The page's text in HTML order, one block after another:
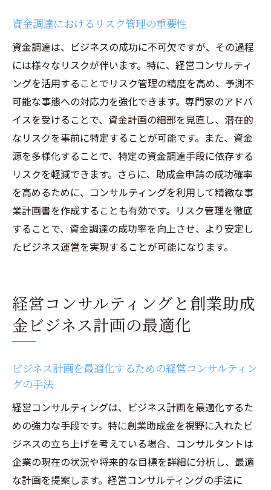
資金調達におけるリスク管理の重要性
資金調達は、ビジネスの成功に不可欠ですが、その過程
には様々なリスクが伴います。特に、経営コンサルティ
ングを活用することでリスク管理の精度を高め、予測不
可能な事態への対応力を強化できます。専門家のアドバ
イスを受けることで、資金計画の細部を見直し、潜在的
なリスクを事前に特定することが可能です。また、資金
源を多様化することで、特定の資金調達手段に依存する
リスクを軽減できます。さらに、助成金申請の成功確率
を高めるために、コンサルティングを利用して精緻な事
業計画書を作成することも有効です。リスク管理を徹底
することで、資金調達の成功率を向上させ、より安定し
たビジネス運営を実現することが可能になります。
経営コンサルティングと創業助成
金ビジネス計画の最適化
ビジネス計画を最適化するための経営コンサルティン
グの手法
経営コンサルティングは、ビジネス計画を最適化するた
めの強力な手段です。特に創業助成金を視野に入れたビ
ジネスの立ち上げを考えている場合、コンサルタントは
企業の現在の状況や将来的な目標を詳細に分析し、最適
な計画を提案します。経営コンサルティングの手法に